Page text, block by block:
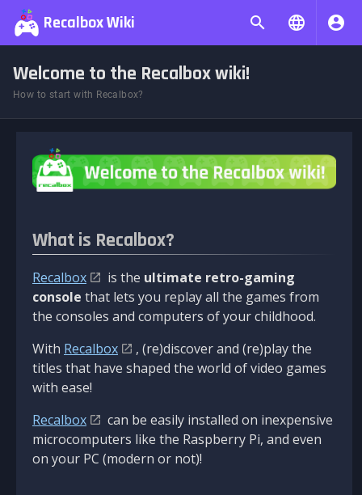
Recalbox Wiki
Welcome to the Recalbox wiki!
How to start with Recalbox?
What is Recalbox?
Recalbox is the ultimate retro-gaming
console that lets you replay all the games from
the consoles and computers of your childhood.
With Recalbox
, (re)discover and (re)play the
titles that have shaped the world of video games
with ease!
Recalbox
can be easily installed on inexpensive
microcomputers like the Raspberry Pi, and even
on your PC (modern or not)!